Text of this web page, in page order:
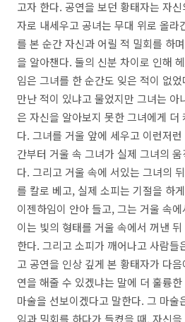
고자 한다. 공연을 보던 황태자는 자
자로 내세우고 공녀는 무대 위로 올라
를 본 순간 자신과 어릴 적 밀회를 하
을 알아챈다. 둘의 신분 차이로 인해
임은 그녀를 한 순간도 잊은 적이 없
만난 적이 있냐고 물었지만 그녀는 아
은 자신을 알아보지 못한 그녀에게 더
다. 그녀를 거울 앞에 세우고 이런저
간부터 거울 속 그녀가 실제 그녀의
다. 그리고 거울 속에 서있는 그녀의
를 칼로 베고, 실제 소피는 기절을 하
이젠하임이 안아 들고, 그는 거울 속
이는 빛의 형태를 거울 속에서 꺼낸
한다. 그리고 소피가 깨어나고 사람들
고 공연을 인상 깊게 본 황태자가 다
연을 해줄 수 있겠냐는 말에 더 훌륭
마술을 선보이겠다고 말한다. 그 마술
임과 밀회를 하다가 들켰을 때, 자신